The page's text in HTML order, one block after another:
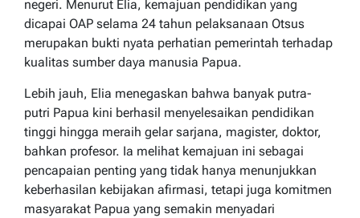
negeri. Menurut Elia, kemajuan pendidikan yang
dicapai OAP selama 24 tahun pelaksanaan Otsus
merupakan bukti nyata perhatian pemerintah terhadap
kualitas sumber daya manusia Papua.
Lebih jauh, Elia menegaskan bahwa banyak putra-
putri Papua kini berhasil menyelesaikan pendidikan
tinggi hingga meraih gelar sarjana, magister, doktor,
bahkan profesor. Ia melihat kemajuan ini sebagai
pencapaian penting yang tidak hanya menunjukkan
keberhasilan kebijakan afirmasi, tetapi juga komitmen
masyarakat Papua yang semakin menyadari